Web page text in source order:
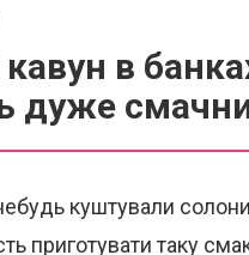
в
дуже
куштували
приготувати таку